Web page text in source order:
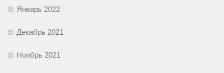
Январь 2022
Декабрь 2021
Ноябрь 2021